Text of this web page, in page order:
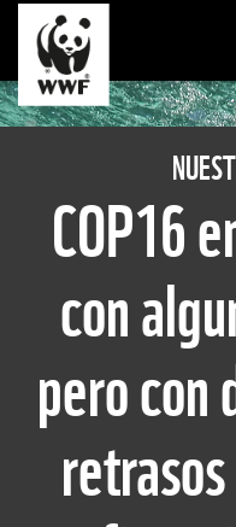
COP16
con
pero con